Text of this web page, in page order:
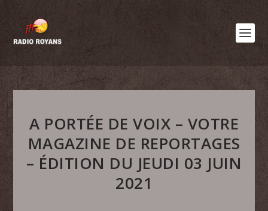
A PORTÉE DE VOIX – VOTRE
MAGAZINE DE REPORTAGES
– ÉDITION DU JEUDI 03 JUIN
2021